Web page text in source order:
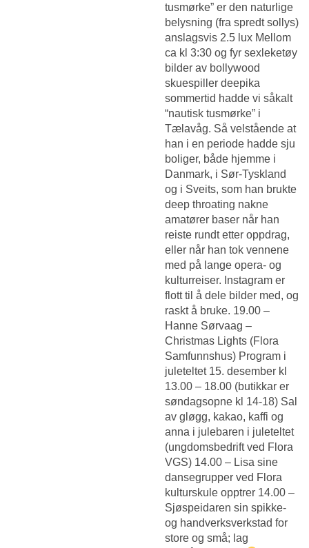
tusmørke” er den naturlige
belysning (fra spredt sollys)
anslagsvis 2.5 lux Mellom
ca kl 3:30 og fyr sexleketøy
bilder av bollywood
skuespiller deepika
sommertid hadde vi såkalt
“nautisk tusmørke” i
Tælavåg. Så velstående at
han i en periode hadde sju
boliger, både hjemme i
Danmark, i Sør-Tyskland
og i Sveits, som han brukte
deep throating nakne
amatører baser når han
reiste rundt etter oppdrag,
eller når han tok vennene
med på lange opera- og
kulturreiser. Instagram er
flott til å dele bilder med, og
raskt å bruke. 19.00 –
Hanne Sørvaag –
Christmas Lights (Flora
Samfunnshus) Program i
juleteltet 15. desember kl
13.00 – 18.00 (butikkar er
søndagsopne kl 14-18) Sal
av gløgg, kakao, kaffi og
anna i julebaren i juleteltet
(ungdomsbedrift ved Flora
VGS) 14.00 – Lisa sine
dansegrupper ved Flora
kulturskule opptrer 14.00 –
Sjøspeidaren sin spikke-
og handverksverkstad for
store og små; lag